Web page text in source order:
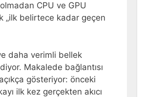
CPU ve GPU
„ilk belirtece kadar geçen
daha verimli bellek
Makalede bağlantısı
gösteriyor: önceki
ilk kez gerçekten akıcı